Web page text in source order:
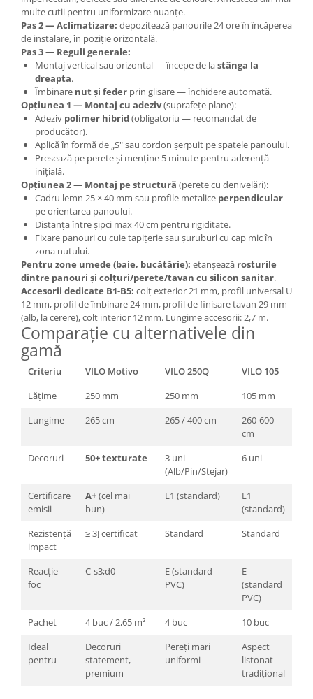
multe cutii pentru uniformizare nuanțe.
Pas 2 — Aclimatizare: depozitează panourile 24 ore în încăperea
de instalare, în poziție orizontală.
Pas 3 — Reguli generale:
Montaj vertical sau orizontal — începe de lastânga la
dreapta.
Îmbinare nut și feder prin glisare — închidere automată.
Opțiunea 1 — Montaj cu adeziv(suprafețe plane):
Adeziv polimer hibrid(obligatoriu — recomandat de
producător).
Aplică în formă de „S" sau cordon șerpuit pe spatele panoului.
Presează pe perete și menține 5 minute pentru aderență
inițială.
Opțiunea 2 — Montaj pe structură (perete cu denivelări):
Cadru lemn 25 × 40 mm sau profile metalice perpendicular
pe orientarea panoului.
Distanța între șipci max 40 cm pentru rigiditate.
Fixare panouri cu cuie tapițerie sau șuruburi cu cap mic în
zona nutului.
Pentru zone umede (baie, bucătărie): etanșează rosturile
dintre panouri și colțuri/perete/tavan cu silicon sanitar.
Accesorii dedicate B1-B5: colț exterior 21 mm, profil universal U
12 mm, profil de îmbinare 24 mm, profil de finisare tavan 29 mm
(alb, la cerere), colț interior 12 mm. Lungime accesorii: 2,7 m.
Comparație cu alternativele din
gamă
Criteriu VILO Motivo VILO 250Q
VILO 105
Lățime
250 mm 250 mm
105 mm
Lungime
265 cm 265 / 400 cm
260-600
cm
Decoruri
50+ texturate
3 uni
(Alb/Pin/Stejar)
6 uni
Certificare
emisii
A+(cel mai
bun)
E1 (standard)
E1
(standard)
Rezistență
impact
≥ 3J certificat Standard Standard
Reacție
foc
C-s3;d0
E (standard
PVC)
E
(standard
PVC)
Pachet
4 buc / 2,65 m² 4 buc
10 buc
Ideal
pentru
Decoruri
statement,
premium
Pereți mari
uniformi
Aspect
listonat
tradițional